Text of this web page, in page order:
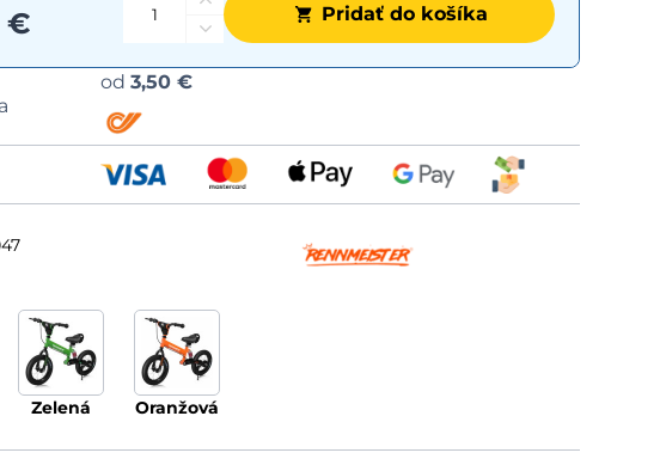
€ Pridať do košíka
od3,50 €
zelená oranžová